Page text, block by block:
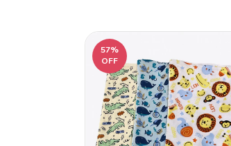
57%
OFF